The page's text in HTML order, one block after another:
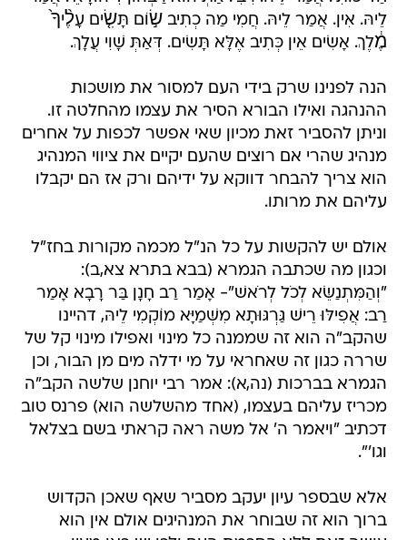
לֵיהּ. אִין. אֲמַר לֵיהּ. חֲמִי מַה כְתִיב שׂ֣וֹם תָּשִׂ֤ים עָלֶ֨יךָ֙
מֶ֔לֶךְ. אָשִׂים אֵין כְּתִיב אֶלָּא תָּשִׂים. דְּאַתְּ שָׁוִי עֲלָךְ.
הנה לפנינו שרק בידי העם למסור את מושכות
ההנהגה ואילו הבורא הסיר את עצמו מהחלטה זו.
וניתן להסביר זאת מכיון שאי אפשר לכפות על אחרים
מנהיג שהרי אם רוצים שהעם יקיים את ציווי המנהיג
הוא צריך להבחר דווקא על ידיהם ורק אז הם יקבלו
עליהם את מרותו.
אולם יש להקשות על כל הנ"ל מכמה מקורות בחז"ל
וכגון מה שכתבה הגמרא (בבא בתרא צא,ב):
"וְהַמִּתְנַשֵּׂא לְכֹל לְרֹאשׁ"- אָמַר רַב חָנָן בַּר רָבָא אָמַר
רַב: אֲפִילּוּ רֵישׁ גַּרְגּוּתָא מִשְּׁמַיָּא מוֹקְמִי לֵיהּ, דהיינו
שהקב"ה הוא זה שממנה כל מינוי ואפילו מינוי קל של
שררה כגון זה שאחראי על מי ידלה מים מן הבור, וכן
הגמרא בברכות (נה,א): אמר רבי יוחנן שלשה הקב"ה
מכריז עליהם בעצמו, (אחד מהשלשה הוא) פרנס טוב
דכתיב "ויאמר ה' אל משה ראה קראתי בשם בצלאל
וגו'".
אלא שבספר עיון יעקב מסביר שאף שאכן הקדוש
ברוך הוא זה שבוחר את המנהיגים אולם אין הוא